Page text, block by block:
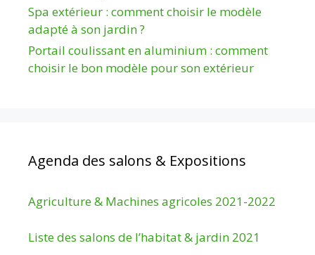
Spa extérieur : comment choisir le modèle
adapté à son jardin ?
Portail coulissant en aluminium : comment
choisir le bon modèle pour son extérieur
Agenda des salons & Expositions
Agriculture & Machines agricoles 2021-2022
Liste des salons de l’habitat & jardin 2021